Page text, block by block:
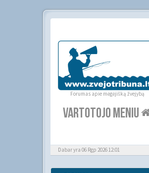
Forumas apie mėgėjišką žvejybą
VARTOTOJO MENIU
Dabar yra 06 Rgp 2026 12:01